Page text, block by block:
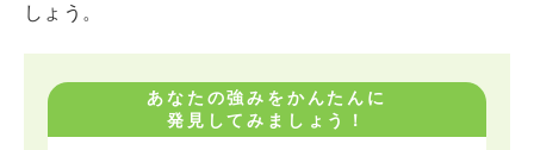
しょう。
あなたの強みをかんたんに
発見してみましょう！